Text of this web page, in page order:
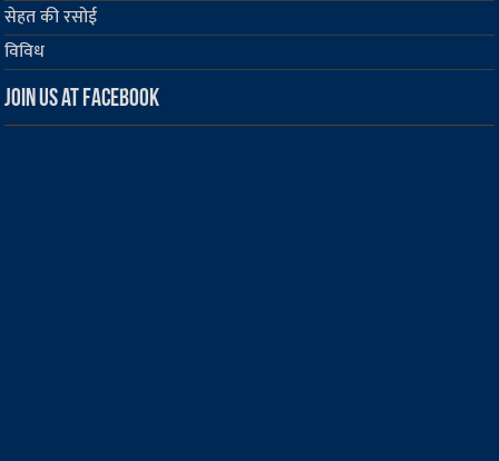
सेहत की रसोई
विविध
Join us at Facebook